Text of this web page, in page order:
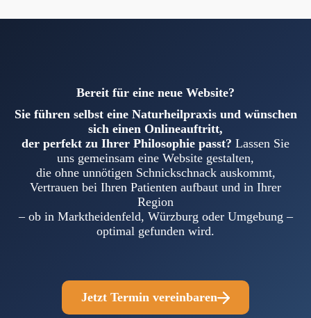
Bereit für eine neue Website?
Sie führen selbst eine Naturheilpraxis und wünschen
sich einen Onlineauftritt,
der perfekt zu Ihrer Philosophie passt? Lassen Sie
uns gemeinsam eine Website gestalten,
die ohne unnötigen Schnickschnack auskommt,
Vertrauen bei Ihren Patienten aufbaut und in Ihrer
Region
– ob in Marktheidenfeld, Würzburg oder Umgebung –
optimal gefunden wird.
Jetzt Termin vereinbaren